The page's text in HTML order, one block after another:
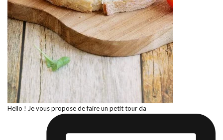
Hello ! Je vous propose de faire un petit tour da